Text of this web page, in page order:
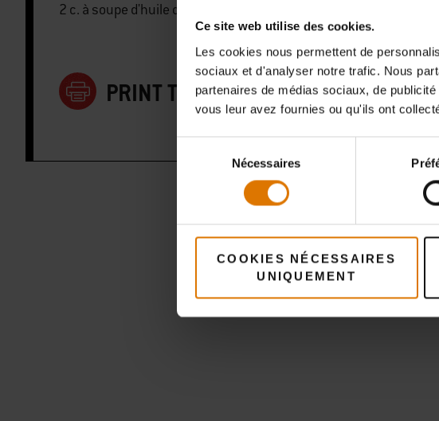
Ce site web utilise des cookies.
Les cookies nous permettent de
sociaux et d'analyser notre trafic. Nous
partenaires de médias sociaux, de
vous leur avez fournies ou qu'ils ont
du
consentement
Nécessaires
COOKIES NÉCESSAIRES
UNIQUEMENT
2 c. à soupe d'huile de colza
PRINT THIS LIST